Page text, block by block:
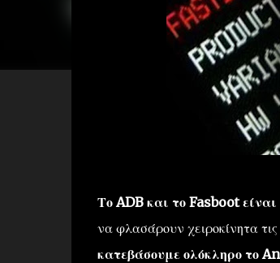
Το ADB και το Fasboot
να φλασάρουν χειροκίνητα
κατεβάσουμε ολόκληρο το